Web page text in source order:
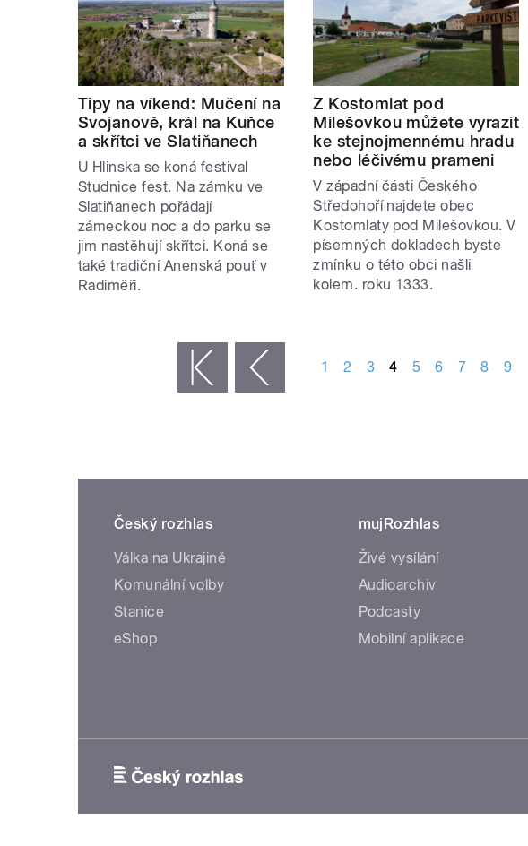
Tipy na víkend: Mučení na
Svojanově, král na Kuňce
a skřítci ve Slatiňanech
U Hlinska se koná festival
Studnice fest. Na zámku ve
Slatiňanech pořádají
zámeckou noc a do parku se
jim nastěhují skřítci. Koná se
také tradiční Anenská pouť v
Radiměři.
Z Kostomlat pod
Milešovkou můžete vyrazit
ke stejnojmennému hradu
nebo léčivému prameni
V západní části Českého
Středohoří najdete obec
Kostomlaty pod Milešovkou. V
písemných dokladech byste
zmínku o této obci našli
kolem. roku 1333.
‹ předchozí 1 2 3 4 5 6 7 8 9
Český rozhlas
Válka na Ukrajině
Komunální volby
Stanice
eShop
mujRozhlas
Živé vysílání
Audioarchiv
Podcasty
Mobilní aplikace